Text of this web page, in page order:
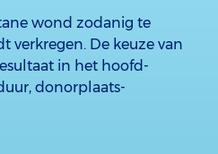
wond zodanig te
verkregen. De keuze van
in het hoofd-
donorplaats-